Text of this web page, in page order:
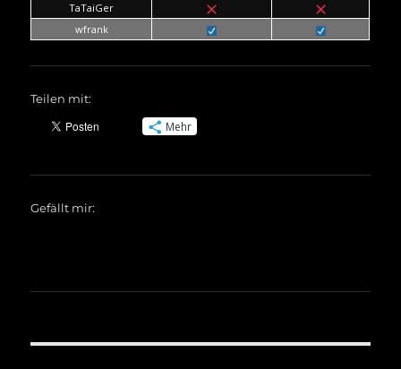
TaTaiGer
wfrank
Teilen mit:
Mehr
Gefällt mir: